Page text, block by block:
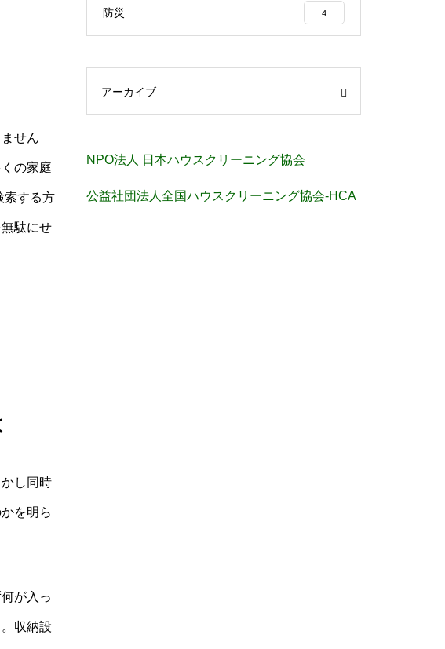
せん
の家庭
索する方
駄にせ
し同時
を明ら
が入っ
収納設
防災 4
アーカイブ
NPO法人 日本ハウスクリーニング協会
公益社団法人全国ハウスクリーニング協会-HCA